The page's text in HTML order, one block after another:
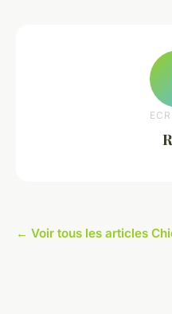
← Voir tous les articles